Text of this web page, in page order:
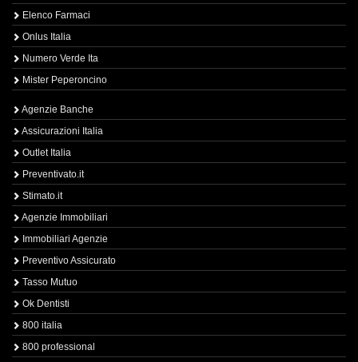
Elenco Farmaci
Onlus Italia
Numero Verde Ita
Mister Peperoncino
Agenzie Banche
Assicurazioni Italia
Outlet Italia
Preventivato.it
Stimato.it
Agenzie Immobiliari
Immobiliari Agenzie
Preventivo Assicurato
Tasso Mutuo
Ok Dentisti
800 italia
800 professional